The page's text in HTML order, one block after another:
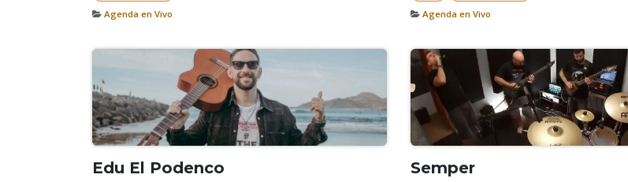
Agenda en Vivo Agenda en Vivo
Edu El Podenco Semper